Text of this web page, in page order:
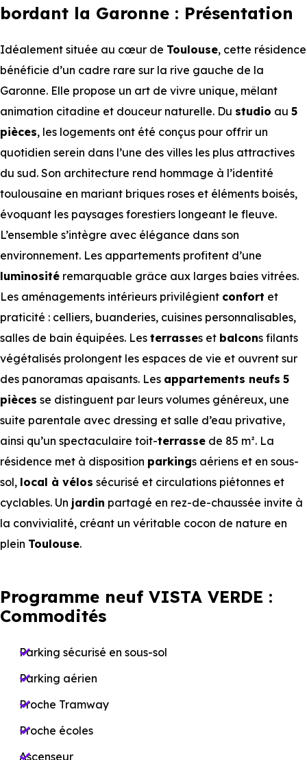
bordant la Garonne : Présentation
Idéalement située au cœur de Toulouse, cette résidence
bénéficie d’un cadre rare sur la rive gauche de la
Garonne. Elle propose un art de vivre unique, mêlant
animation citadine et douceur naturelle. Du studio au 5
pièces, les logements ont été conçus pour offrir un
quotidien serein dans l’une des villes les plus attractives
du sud. Son architecture rend hommage à l’identité
toulousaine en mariant briques roses et éléments boisés,
évoquant les paysages forestiers longeant le fleuve.
L’ensemble s’intègre avec élégance dans son
environnement. Les appartements profitent d’une
luminosité remarquable grâce aux larges baies vitrées.
Les aménagements intérieurs privilégient confort et
praticité : celliers, buanderies, cuisines personnalisables,
salles de bain équipées. Les terrasses et balcons filants
végétalisés prolongent les espaces de vie et ouvrent sur
des panoramas apaisants. Les appartements neufs 5
pièces se distinguent par leurs volumes généreux, une
suite parentale avec dressing et salle d’eau privative,
ainsi qu’un spectaculaire toit-terrasse de 85 m². La
résidence met à disposition parkings aériens et en sous-
sol, local à vélos sécurisé et circulations piétonnes et
cyclables. Un jardin partagé en rez-de-chaussée invite à
la convivialité, créant un véritable cocon de nature en
plein Toulouse.
Programme neuf VISTA VERDE :
Commodités
Parking sécurisé en sous-sol
Parking aérien
Proche Tramway
Proche écoles
Ascenseur